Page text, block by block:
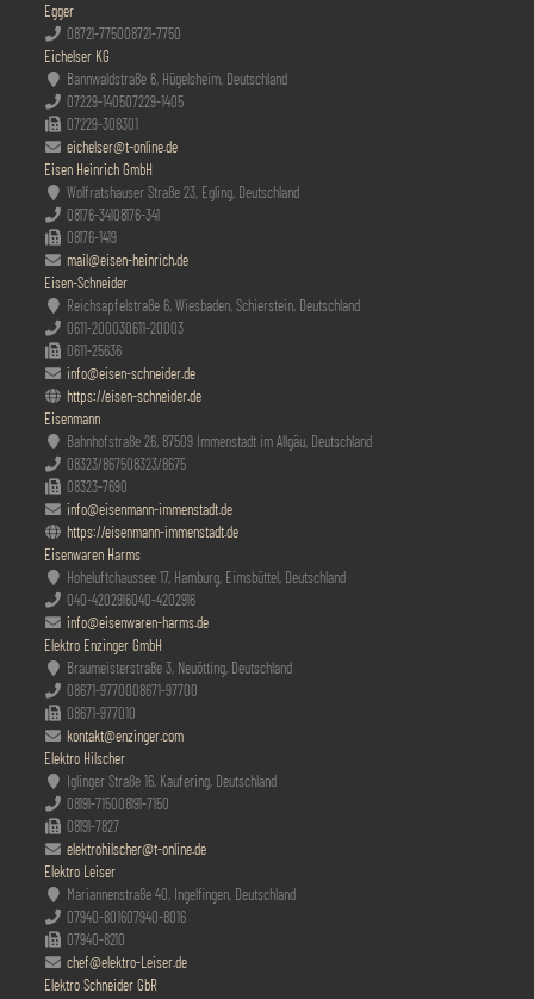
Egger
08721-775008721-7750
Eichelser KG
Bannwaldstraße 6, Hügelsheim, Deutschland
07229-140507229-1405
07229-308301
eichelser@t-online.de
Eisen Heinrich GmbH
Wolfratshauser Straße 23, Egling, Deutschland
08176-34108176-341
08176-1419
mail@eisen-heinrich.de
Eisen-Schneider
Reichsapfelstraße 6, Wiesbaden, Schierstein, Deutschland
0611-200030611-20003
0611-25636
info@eisen-schneider.de
https://eisen-schneider.de
Eisenmann
Bahnhofstraße 26, 87509 Immenstadt im Allgäu, Deutschland
08323/867508323/8675
08323-7690
info@eisenmann-immenstadt.de
https://eisenmann-immenstadt.de
Eisenwaren Harms
Hoheluftchaussee 17, Hamburg, Eimsbüttel, Deutschland
040-4202916040-4202916
info@eisenwaren-harms.de
Elektro Enzinger GmbH
Braumeisterstraße 3, Neuötting, Deutschland
08671-9770008671-97700
08671-977010
kontakt@enzinger.com
Elektro Hilscher
Iglinger Straße 16, Kaufering, Deutschland
08191-715008191-7150
08191-7827
elektrohilscher@t-online.de
Elektro Leiser
Mariannenstraße 40, Ingelfingen, Deutschland
07940-801607940-8016
07940-8210
chef@elektro-Leiser.de
Elektro Schneider GbR